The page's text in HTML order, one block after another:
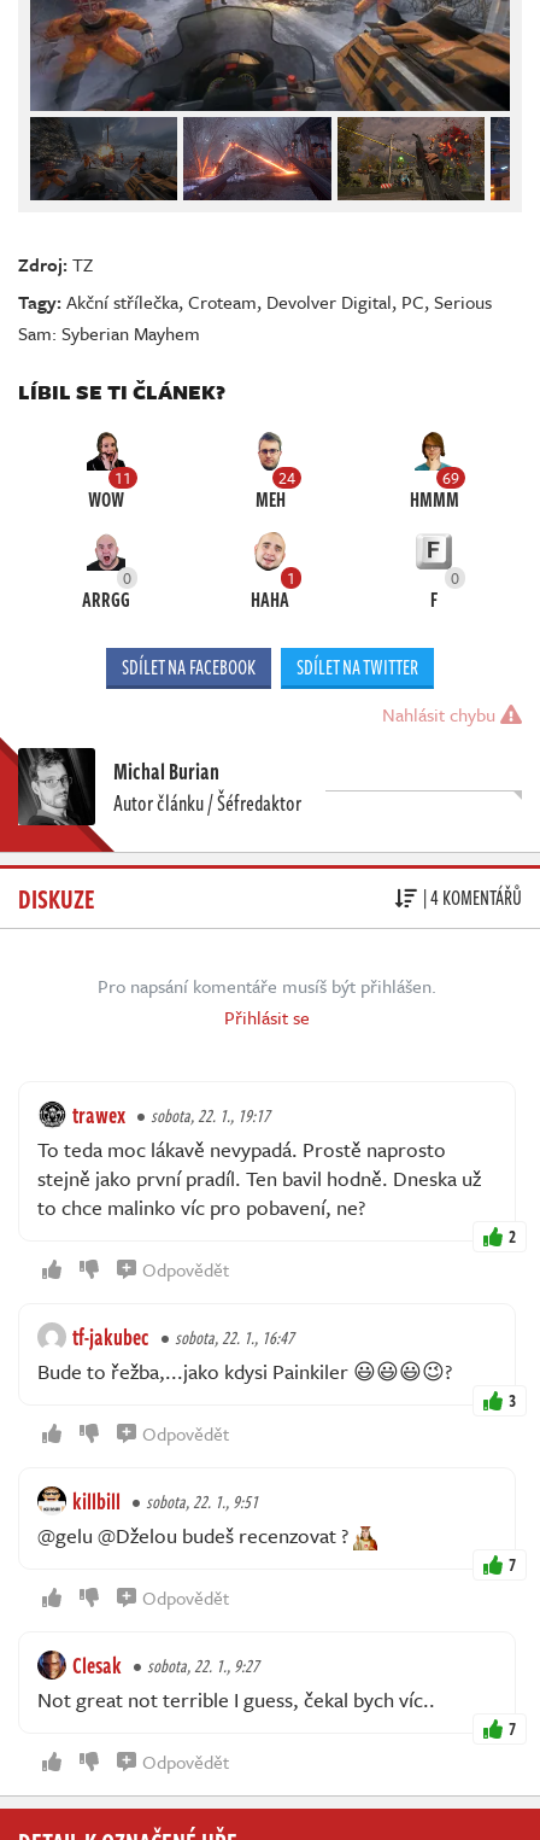
Zdroj:TZ
Tagy:Akční střílečka,Croteam, Devolver Digital, PC,Serious
Sam: Syberian Mayhem
LÍBIL SE TI ČLÁNEK?
11
WOW
24
MEH
69
HMMM
0
ARRGG
1
HAHA
0
F
SDÍLET NA FACEBOOK SDÍLET NA TWITTER
Nahlásit chybu
Michal Burian
Autor článku / Šéfredaktor
DISKUZE | 4 KOMENTÁŘŮ
Pro napsání komentáře musíš být přihlášen.
Přihlásit se
trawex sobota, 22. 1., 19:17
To teda moc lákavě nevypadá. Prostě naprosto
stejně jako první pradíl. Ten bavil hodně. Dneska už
to chce malinko víc pro pobavení, ne?
2
Odpovědět
tf-jakubec sobota, 22. 1., 16:47
Bude to řežba,...jako kdysi Painkiler 😃😃😃😉?
3
Odpovědět
killbill sobota, 22. 1., 9:51
@gelu @Dželou budeš recenzovat ?
7
Odpovědět
Clesak sobota, 22. 1., 9:27
Not great not terrible I guess, čekal bych víc..
7
Odpovědět